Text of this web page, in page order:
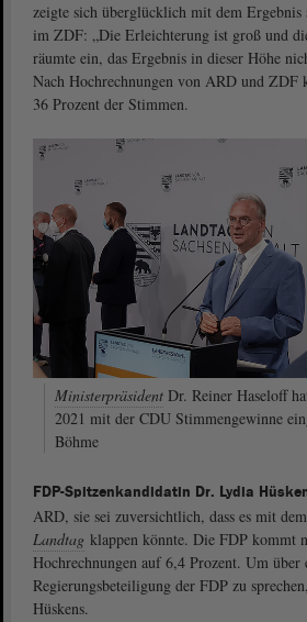
zeigte sich überglücklich mit dem Ergebnis
im ZDF: „Die Erleichterung ist groß und
räumte ein, das Ergebnis in dieser Höhe
Nach Hochrechnungen von ARD und ZDF
36 Prozent der Stimmen.
Ministerpräsident Dr. Reiner Haseloff
2021 mit der CDU Stimmengewinne
Böhme
FDP-Spitzenkandidatin Dr. Lydia
ARD, sie sei zuversichtlich, dass es mit
Landtag klappen könnte. Die FDP kommt
Hochrechnungen auf 6,4 Prozent. Um über
Regierungsbeteiligung der FDP zu
Hüskens.